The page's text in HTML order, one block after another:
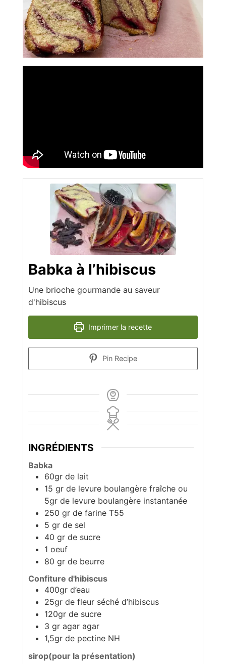
Babka à l’hibiscus
Une brioche gourmande au saveur
d'hibiscus
Imprimer la recette
Pin Recipe
INGRÉDIENTS
Babka
60gr de lait
15 gr de levure boulangère fraîche ou
5gr de levure boulangère instantanée
250 gr de farine T55
5 gr de sel
40 gr de sucre
1 oeuf
80 gr de beurre
Confiture d'hibiscus
400gr d’eau
25gr de fleur séché d’hibiscus
120gr de sucre
3 gr agar agar
1,5gr de pectine NH
sirop(pour la présentation)